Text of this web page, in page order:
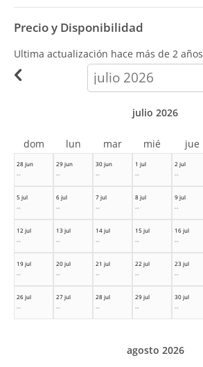
Precio y Disponibilidad
Ultima actualización hace más de 2 años
calendar-
month
28 jun
--
29 jun
--
30 jun
--
1 jul
--
2 jul
--
5 jul
--
6 jul
--
7 jul
--
8 jul
--
9 jul
--
12 jul
--
13 jul
--
14 jul
--
15 jul
--
16 jul
--
19 jul
--
20 jul
--
21 jul
--
22 jul
--
23 jul
--
26 jul
--
27 jul
--
28 jul
--
29 jul
--
30 jul
--
julio 2026
dom lun mar mié jue
agosto 2026